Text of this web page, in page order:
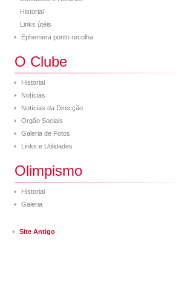
Historial
Links útéis
Ephemera ponto recolha
O Clube
Historial
Notícias
Notícias da Direcção
Orgão Sociais
Galeria de Fotos
Links e Utilidades
Olimpismo
Historial
Galeria
Site Antigo